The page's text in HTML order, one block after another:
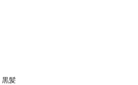
黒髪